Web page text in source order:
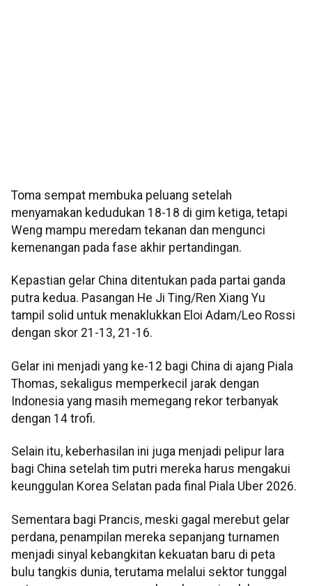
Toma sempat membuka peluang setelah
menyamakan kedudukan 18-18 di gim ketiga, tetapi
Weng mampu meredam tekanan dan mengunci
kemenangan pada fase akhir pertandingan.
Kepastian gelar China ditentukan pada partai ganda
putra kedua. Pasangan He Ji Ting/Ren Xiang Yu
tampil solid untuk menaklukkan Eloi Adam/Leo Rossi
dengan skor 21-13, 21-16.
Gelar ini menjadi yang ke-12 bagi China di ajang Piala
Thomas, sekaligus memperkecil jarak dengan
Indonesia yang masih memegang rekor terbanyak
dengan 14 trofi.
Selain itu, keberhasilan ini juga menjadi pelipur lara
bagi China setelah tim putri mereka harus mengakui
keunggulan Korea Selatan pada final Piala Uber 2026.
Sementara bagi Prancis, meski gagal merebut gelar
perdana, penampilan mereka sepanjang turnamen
menjadi sinyal kebangkitan kekuatan baru di peta
bulu tangkis dunia, terutama melalui sektor tunggal